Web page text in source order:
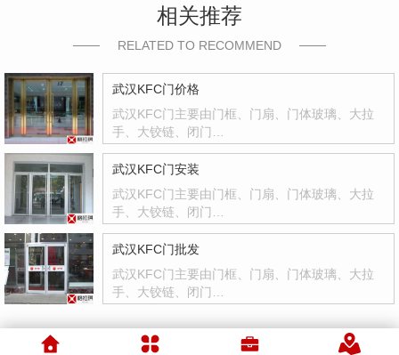
相关推荐
RELATED TO RECOMMEND
武汉KFC门价格
武汉KFC门主要由门框、门扇、门体玻璃、大拉
手、大铰链、闭门…
武汉KFC门安装
武汉KFC门主要由门框、门扇、门体玻璃、大拉
手、大铰链、闭门…
武汉KFC门批发
武汉KFC门主要由门框、门扇、门体玻璃、大拉
手、大铰链、闭门…